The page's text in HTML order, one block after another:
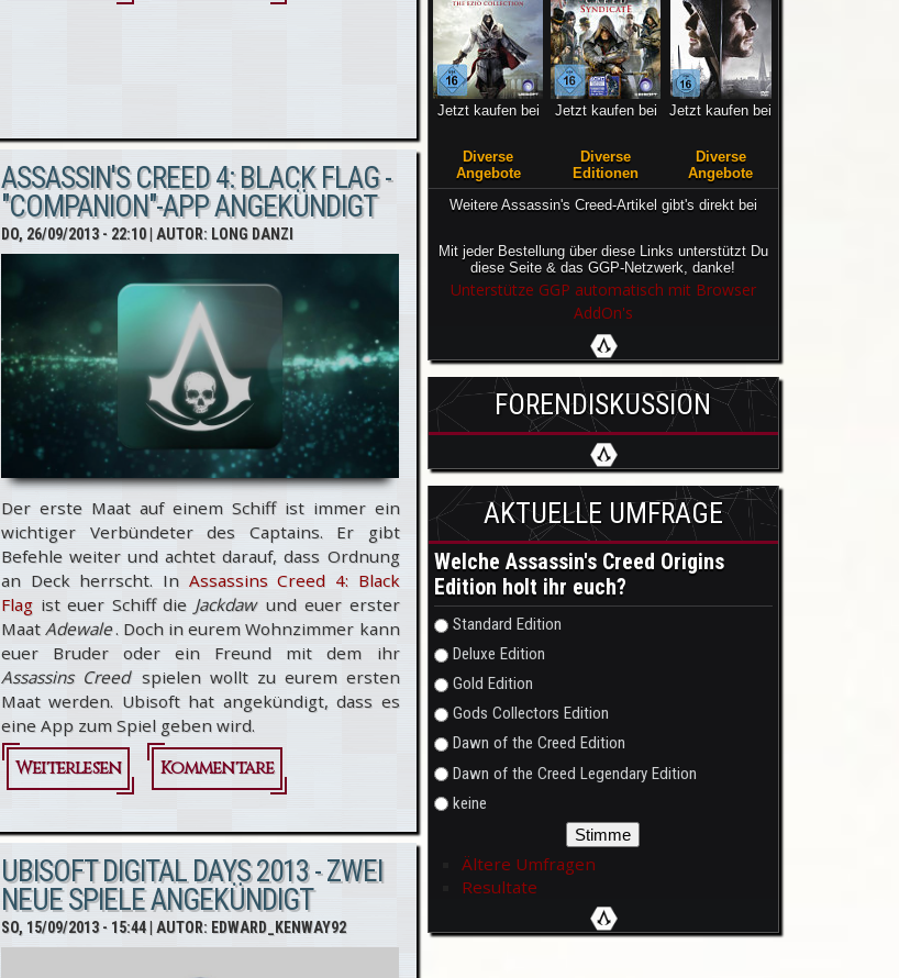
bekannt
gegeben
ASSASSIN'S CREED 4: BLACK FLAG -
"COMPANION"-APP ANGEKÜNDIGT
DO, 26/09/2013 - 22:10| AUTOR: LONG DANZI
Der erste Maat auf einem Schiff ist immer ein
wichtiger Verbündeter des Captains. Er gibt
Befehle weiter und achtet darauf, dass Ordnung
an Deck herrscht. In Assassins Creed 4: Black
Flag ist euer Schiff die Jackdaw und euer erster
Maat Adewale. Doch in eurem Wohnzimmer kann
euer Bruder oder ein Freund mit dem ihr
Assassins Creedspielen wollt zu eurem ersten
Maat werden. Ubisoft hat angekündigt, dass es
eine App zum Spiel geben wird.
Weiterlesenüber Assassin's
Black Flag -
"Companion"-
App
Kommentare
UBISOFT DIGITAL DAYS 2013 - ZWEI
NEUE SPIELE ANGEKÜNDIGT
SO, 15/09/2013 - 15:44| AUTOR: EDWARD_KENWAY92
Jetzt kaufen bei
Diverse
Angebote
Jetzt kaufen bei
Diverse
Editionen
Jetzt kaufen bei
Diverse
Angebote
Weitere Assassin's Creed-Artikel gibt's direkt bei
Mit jeder Bestellung über diese Links unterstützt Du
diese Seite & das GGP-Netzwerk, danke!
Unterstütze GGP automatisch mit Browser
AddOn's
FORENDISKUSSION
AKTUELLE UMFRAGE
Welche Assassin's Creed Origins
Edition holt ihr euch?
Auswahlmöglichkeiten
Standard Edition
Deluxe Edition
Gold Edition
Gods Collectors Edition
Dawn of the Creed Edition
Dawn of the Creed Legendary Edition
keine
Ältere Umfragen
Resultate